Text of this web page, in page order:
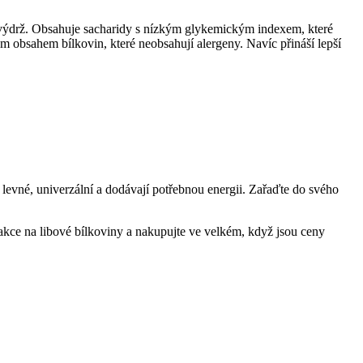
Obsahuje sacharidy s nízkým glykemickým indexem, které
obsahem bílkovin, které neobsahují alergeny. Navíc přináší lepší
univerzální a dodávají potřebnou energii. Zařaďte do svého
na libové bílkoviny a nakupujte ve velkém, když jsou ceny